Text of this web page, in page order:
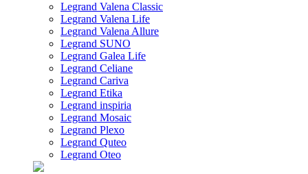
Legrand Valena Classic
Legrand Valena Life
Legrand Valena Allure
Legrand SUNO
Legrand Galea Life
Legrand Celiane
Legrand Cariva
Legrand Etika
Legrand inspiria
Legrand Mosaic
Legrand Plexo
Legrand Quteo
Legrand Oteo